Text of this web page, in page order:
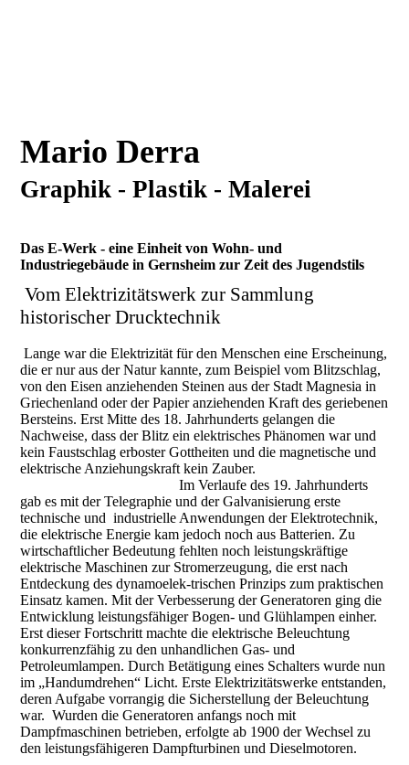
Mario Derra
Graphik - Plastik - Malerei
Das E-Werk - eine Einheit von Wohn- und
Industriegebäude in Gernsheim zur Zeit des Jugendstils
Vom Elektrizitätswerk zur Sammlung
historischer Drucktechnik
Lange war die Elektrizität für den Menschen eine Erscheinung,
die er nur aus der Natur kannte, zum Beispiel vom Blitzschlag,
von den Eisen anziehenden Steinen aus der Stadt Magnesia in
Griechenland oder der Papier anziehenden Kraft des geriebenen
Bersteins. Erst Mitte des 18. Jahrhunderts gelangen die
Nachweise, dass der Blitz ein elektrisches Phänomen war und
kein Faustschlag erboster Gottheiten und die magnetische und
elektrische Anziehungskraft kein Zauber.
Im Verlaufe des 19. Jahrhunderts
gab es mit der Telegraphie und der Galvanisierung erste
technische und industrielle Anwendungen der Elektrotechnik,
die elektrische Energie kam jedoch noch aus Batterien. Zu
wirtschaftlicher Bedeutung fehlten noch leistungskräftige
elektrische Maschinen zur Stromerzeugung, die erst nach
Entdeckung des dynamoelek-trischen Prinzips zum praktischen
Einsatz kamen. Mit der Verbesserung der Generatoren ging die
Entwicklung leistungsfähiger Bogen- und Glühlampen einher.
Erst dieser Fortschritt machte die elektrische Beleuchtung
konkurrenzfähig zu den unhandlichen Gas- und
Petroleumlampen. Durch Betätigung eines Schalters wurde nun
im „Handumdrehen“ Licht. Erste Elektrizitätswerke entstanden,
deren Aufgabe vorrangig die Sicherstellung der Beleuchtung
war. Wurden die Generatoren anfangs noch mit
Dampfmaschinen betrieben, erfolgte ab 1900 der Wechsel zu
den leistungsfähigeren Dampfturbinen und Dieselmotoren.